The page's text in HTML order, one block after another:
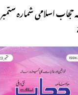
حجاب اسلامی شمارہ ستمبر